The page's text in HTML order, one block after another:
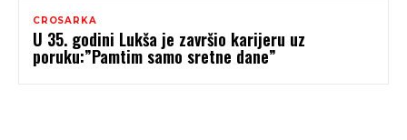
CROSARKA
U 35. godini Lukša je završio karijeru uz
poruku:”Pamtim samo sretne dane”